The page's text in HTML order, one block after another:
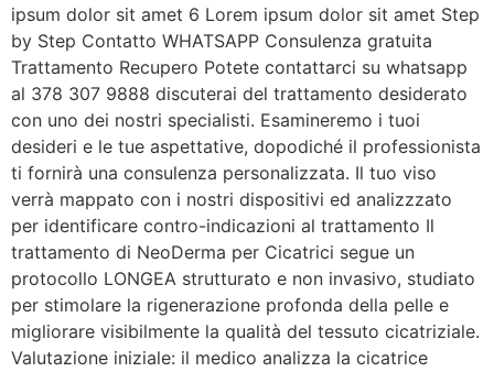
ipsum dolor sit amet 6 Lorem ipsum dolor sit amet Step
by Step Contatto WHATSAPP Consulenza gratuita
Trattamento Recupero Potete contattarci su whatsapp
al 378 307 9888 discuterai del trattamento desiderato
con uno dei nostri specialisti. Esamineremo i tuoi
desideri e le tue aspettative, dopodiché il professionista
ti fornirà una consulenza personalizzata. Il tuo viso
verrà mappato con i nostri dispositivi ed analizzzato
per identificare contro-indicazioni al trattamento Il
trattamento di NeoDerma per Cicatrici segue un
protocollo LONGEA strutturato e non invasivo, studiato
per stimolare la rigenerazione profonda della pelle e
migliorare visibilmente la qualità del tessuto cicatriziale.
Valutazione iniziale: il medico analizza la cicatrice